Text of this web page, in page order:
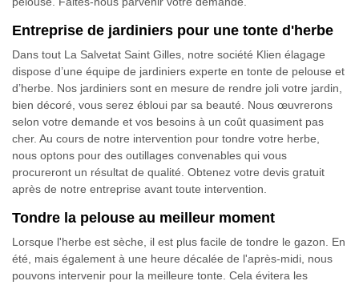
Entreprise de jardiniers pour une tonte d'herbe
Dans tout La Salvetat Saint Gilles, notre société Klien élagage
dispose d’une équipe de jardiniers experte en tonte de pelouse et
d’herbe. Nos jardiniers sont en mesure de rendre joli votre jardin,
bien décoré, vous serez ébloui par sa beauté. Nous œuvrerons
selon votre demande et vos besoins à un coût quasiment pas
cher. Au cours de notre intervention pour tondre votre herbe,
nous optons pour des outillages convenables qui vous
procureront un résultat de qualité. Obtenez votre devis gratuit
après de notre entreprise avant toute intervention.
Tondre la pelouse au meilleur moment
Lorsque l'herbe est sèche, il est plus facile de tondre le gazon. En
été, mais également à une heure décalée de l'après-midi, nous
pouvons intervenir pour la meilleure tonte. Cela évitera les